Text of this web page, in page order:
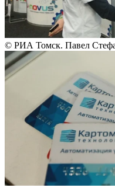
© РИА Томск. Павел